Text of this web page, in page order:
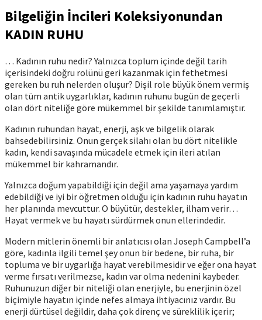
Bilgeliğin İncileri Koleksiyonundan
KADIN RUHU
… Kadının ruhu nedir? Yalnızca toplum içinde değil tarih
içerisindeki doğru rolünü geri kazanmak için fethetmesi
gereken bu ruh nelerden oluşur? Dişil role büyük önem vermiş
olan tüm antik uygarlıklar, kadının ruhunu bugün de geçerli
olan dört niteliğe göre mükemmel bir şekilde tanımlamıştır.
Kadının ruhundan hayat, enerji, aşk ve bilgelik olarak
bahsedebilirsiniz. Onun gerçek silahı olan bu dört nitelikle
kadın, kendi savaşında mücadele etmek için ileri atılan
mükemmel bir kahramandır.
Yalnızca doğum yapabildiği için değil ama yaşamaya yardım
edebildiği ve iyi bir öğretmen olduğu için kadının ruhu hayatın
her planında mevcuttur. O büyütür, destekler, ilham verir…
Hayat vermek ve bu hayatı sürdürmek onun ellerindedir.
Modern mitlerin önemli bir anlatıcısı olan Joseph Campbell’a
göre, kadınla ilgili temel şey onun bir bedene, bir ruha, bir
topluma ve bir uygarlığa hayat verebilmesidir ve eğer ona hayat
verme fırsatı verilmezse, kadın var olma nedenini kaybeder.
Ruhunuzun diğer bir niteliği olan enerjiyle, bu enerjinin özel
biçimiyle hayatın içinde nefes almaya ihtiyacınız vardır. Bu
enerji dürtüsel değildir, daha çok direnç ve süreklilik içerir;